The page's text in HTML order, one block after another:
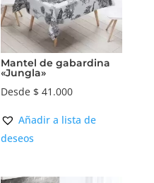
Mantel de gabardina
«Jungla»
Desde $ 41.000
Añadir a lista de
deseos